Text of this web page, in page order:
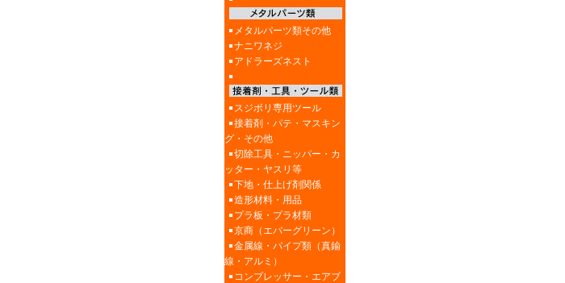
メタルパーツ類その他
ナニワネジ
アドラーズネスト
スジボリ専用ツール
接着剤・パテ・マスキン
グ・その他
切除工具・ニッパー・カ
ッター・ヤスリ等
下地・仕上げ剤関係
造形材料・用品
プラ板・プラ材類
京商（エバーグリーン）
金属線・パイプ類（真鍮
線・アルミ）
コンプレッサー・エアブ